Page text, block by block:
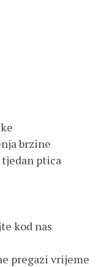
brzine
ptica
kod nas
pregazi vrijeme